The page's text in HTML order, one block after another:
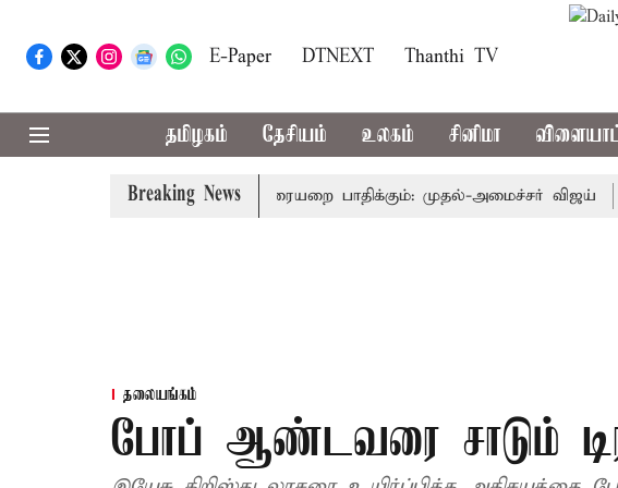
E-Paper DTNEXT Thanthi TV
தமிழகம் தேசியம் உலகம் சினிமா
Breaking News
தொகுதி மறுவரையறை பாதிக்கும்: முதல்-அமைச்சர் விஜய்
தலையங்கம்
போப் ஆண்டவரை சாடும்